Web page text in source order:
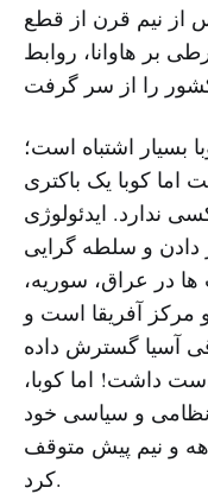
از نیم قرن از قطع
بر هاوانا، روابط
بسیار اشتباه است؛
اما کوبا یک باکتری
ندارد. ایدئولوژی
دادن و سلطه گرایی
در عراق، سوریه،
مرکز آفریقا است و
آسیا گسترش داده
داشت! اما کوبا،
نظامی و سیاسی خود
و نیم پیش متوقف
کرد.